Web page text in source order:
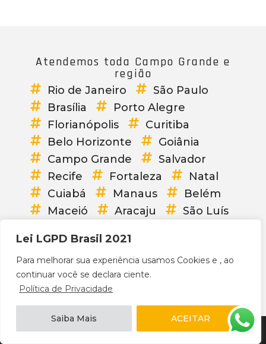
Lei LGPD Brasil 2021
Para melhorar sua experiência usamos Cookies e , ao
continuar você se declara ciente.
Política de Privacidade
Saiba Mais ACEITAR
Atendemos toda Campo Grande e
região
Rio de Janeiro
São Paulo
Brasília
Porto Alegre
Florianópolis
Curitiba
Belo Horizonte
Goiânia
Campo Grande
Salvador
Recife
Fortaleza
Natal
Cuiabá
Manaus
Belém
Maceió
Aracaju
São Luís
João Pessoa
Porto Velho
Macapá
Rio Branco
Brasil